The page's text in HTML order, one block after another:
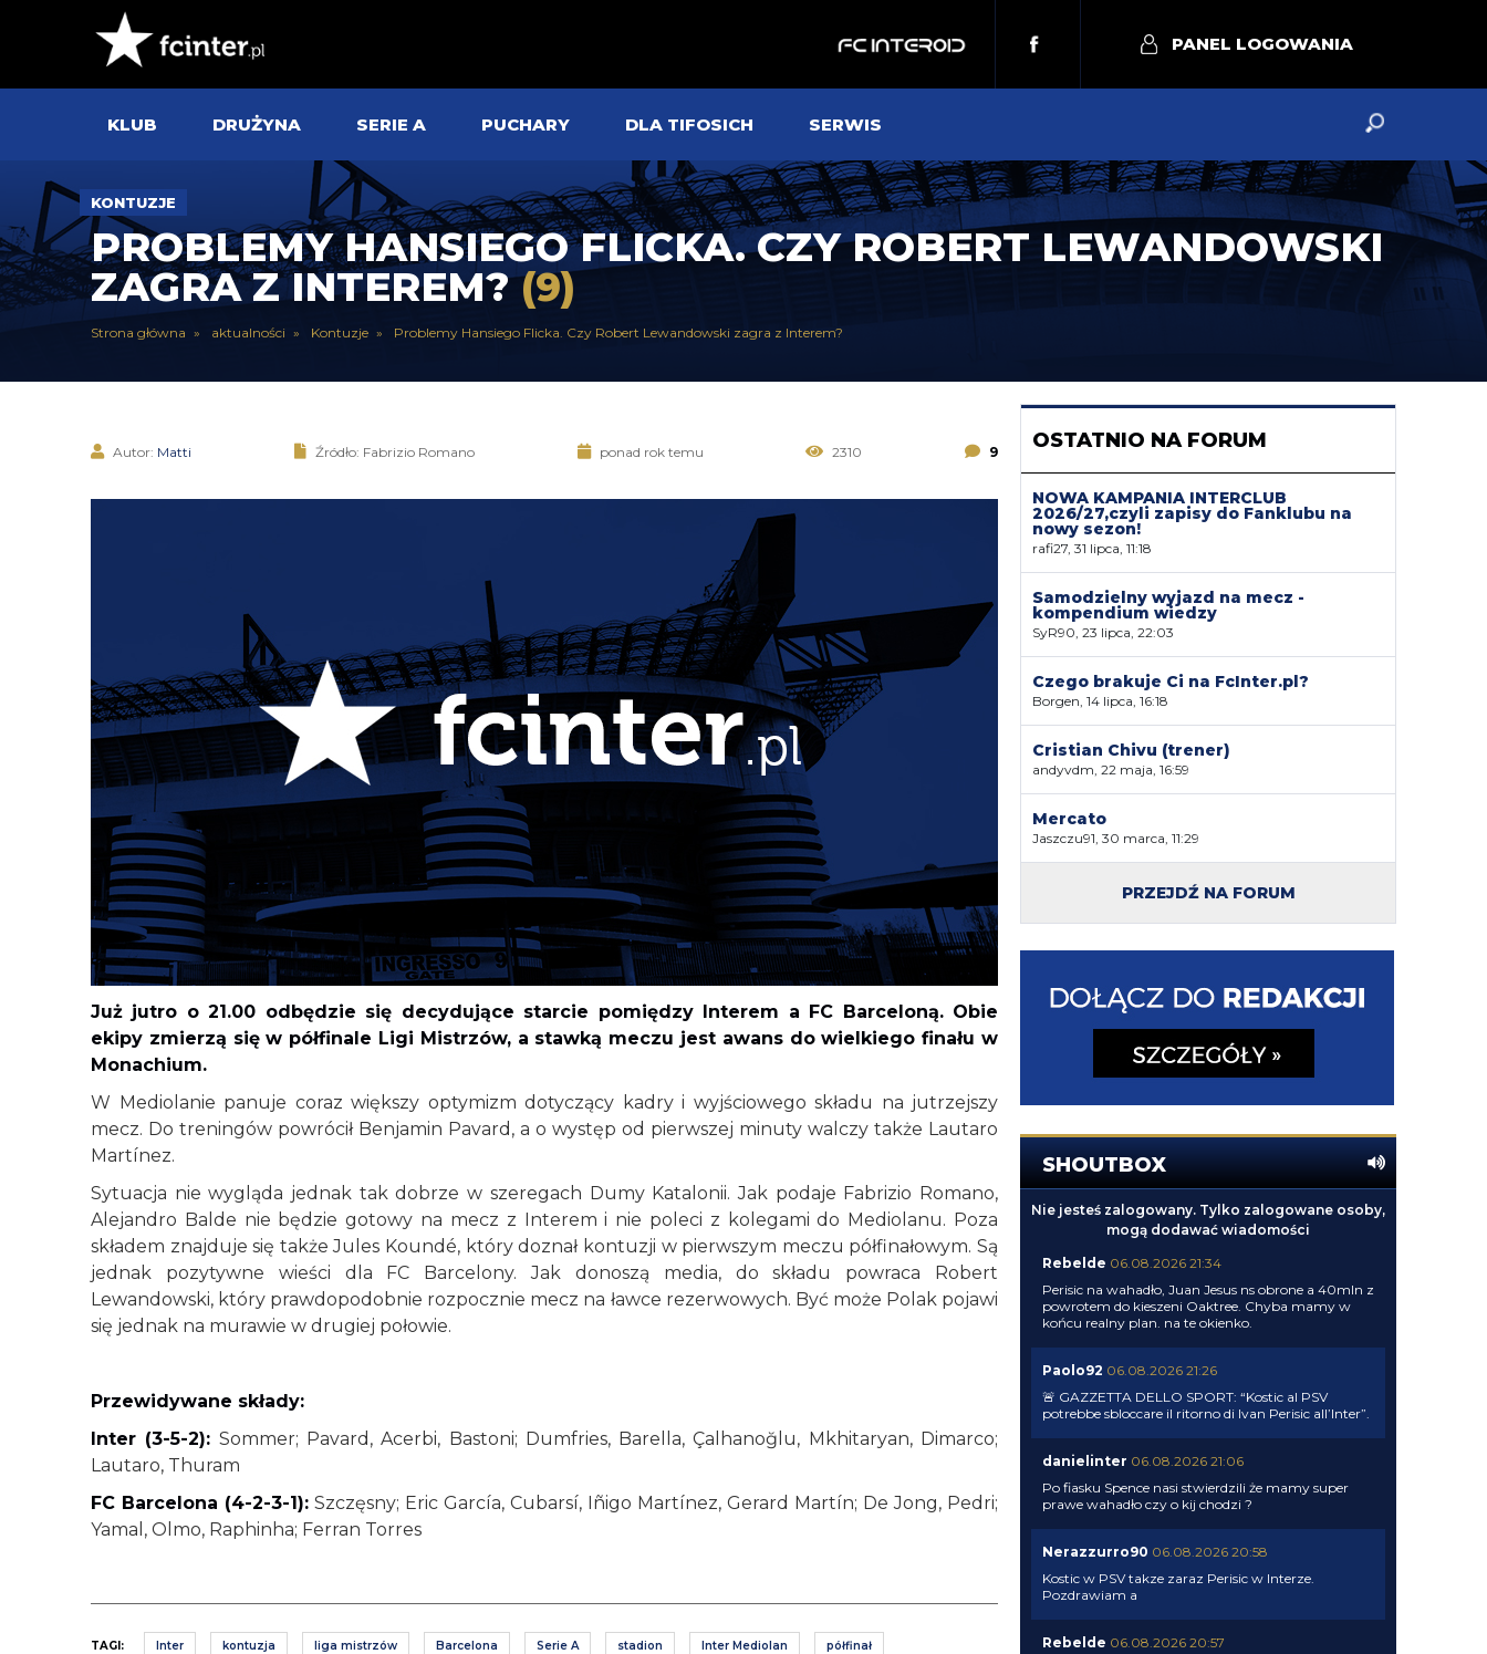
PANEL LOGOWANIA
KLUB DRUŻYNA SERIE A PUCHARY DLA TIFOSICH SERWIS
KONTUZJE
PROBLEMY HANSIEGO FLICKA. CZY ROBERT LEWANDOWSKI
ZAGRA Z INTEREM?(9)
Strona główna aktualności Kontuzje Problemy Hansiego Flicka. Czy Robert Lewandowski zagra z Interem?
Autor: Matti Źródło: Fabrizio Romano ponad rok temu 2310 9
Już jutro o 21.00 odbędzie się decydujące starcie pomiędzy Interem a FC Barceloną. Obie
ekipy zmierzą się w półfinale Ligi Mistrzów, a stawką meczu jest awans do wielkiego finału w
Monachium.
W Mediolanie panuje coraz większy optymizm dotyczący kadry i wyjściowego składu na jutrzejszy
mecz. Do treningów powrócił Benjamin Pavard, a o występ od pierwszej minuty walczy także Lautaro
Martínez.
Sytuacja nie wygląda jednak tak dobrze w szeregach Dumy Katalonii. Jak podaje Fabrizio Romano,
Alejandro Balde nie będzie gotowy na mecz z Interem i nie poleci z kolegami do Mediolanu. Poza
składem znajduje się także Jules Koundé, który doznał kontuzji w pierwszym meczu półfinałowym. Są
jednak pozytywne wieści dla FC Barcelony. Jak donoszą media, do składu powraca Robert
Lewandowski, który prawdopodobnie rozpocznie mecz na ławce rezerwowych. Być może Polak pojawi
się jednak na murawie w drugiej połowie.
Przewidywane składy:
Inter (3-5-2): Sommer; Pavard, Acerbi, Bastoni; Dumfries, Barella, Çalhanoğlu, Mkhitaryan, Dimarco;
Lautaro, Thuram
FC Barcelona (4-2-3-1): Szczęsny; Eric García, Cubarsí, Iñigo Martínez, Gerard Martín; De Jong, Pedri;
Yamal, Olmo, Raphinha; Ferran Torres
TAGI: Inter kontuzja liga mistrzów Barcelona Serie A stadion Inter Mediolan półfinał
OSTATNIO NA FORUM
NOWA KAMPANIA INTERCLUB
2026/27,czyli zapisy do Fanklubu na
nowy sezon!
rafi27, 31 lipca, 11:18
Samodzielny wyjazd na mecz -
kompendium wiedzy
SyR90, 23 lipca, 22:03
Czego brakuje Ci na FcInter.pl?
Borgen, 14 lipca, 16:18
Cristian Chivu (trener)
andyvdm, 22 maja, 16:59
Mercato
Jaszczu91, 30 marca, 11:29
PRZEJDŹ NA FORUM
SHOUTBOX
Nie jesteś zalogowany. Tylko zalogowane osoby,
mogą dodawać wiadomości
Rebelde 06.08.2026 21:34
Perisic na wahadło, Juan Jesus ns obrone a 40mln z
powrotem do kieszeni Oaktree. Chyba mamy w
końcu realny plan. na te okienko.
Paolo92 06.08.2026 21:26
🚨 GAZZETTA DELLO SPORT: “Kostic al PSV
potrebbe sbloccare il ritorno di Ivan Perisic all’Inter”.
danielinter 06.08.2026 21:06
Po fiasku Spence nasi stwierdzili że mamy super
prawe wahadło czy o kij chodzi ?
Nerazzurro90 06.08.2026 20:58
Kostic w PSV takze zaraz Perisic w Interze.
Pozdrawiam a
Rebelde 06.08.2026 20:57